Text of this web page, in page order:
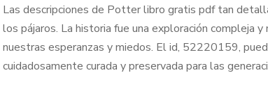
Las descripciones de Potter libro gratis pdf tan
los pájaros. La historia fue una exploración compleja
nuestras esperanzas y miedos. El id, 52220159,
cuidadosamente curada y preservada para las